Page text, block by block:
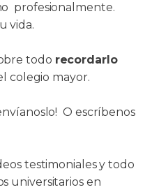
profesionalmente.
vida.
todo recordarlo
colegio mayor.
O escríbenos
testimoniales y todo
universitarios en